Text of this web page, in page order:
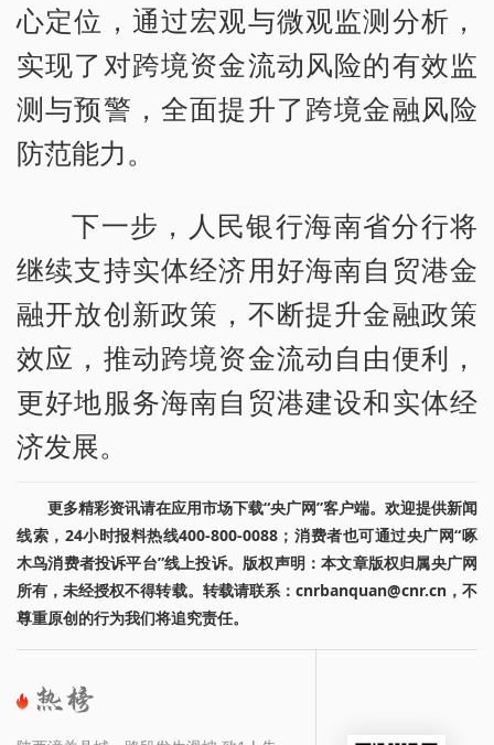
心定位，通过宏观与微观监测分析，
实现了对跨境资金流动风险的有效监
测与预警，全面提升了跨境金融风险
防范能力。
下一步，人民银行海南省分行将
继续支持实体经济用好海南自贸港金
融开放创新政策，不断提升金融政策
效应，推动跨境资金流动自由便利，
更好地服务海南自贸港建设和实体经
济发展。
更多精彩资讯请在应用市场下载“央广网”客户端。欢迎提供新闻
线索，24小时报料热线400-800-0088；消费者也可通过央广网“啄
木鸟消费者投诉平台”线上投诉。版权声明：本文章版权归属央广网
所有，未经授权不得转载。转载请联系：cnrbanquan@cnr.cn，不
尊重原创的行为我们将追究责任。